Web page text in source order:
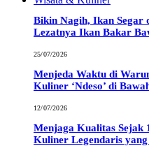
Bikin Nagih, Ikan Segar
Lezatnya Ikan Bakar
25/07/2026
Menjeda Waktu di
Kuliner ‘Ndeso’ di
12/07/2026
Menjaga Kualitas Sejak
Kuliner Legendaris